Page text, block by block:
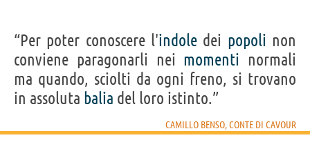
“Per poter conoscere l'indole dei popoli non
conviene paragonarli nei momenti normali
ma quando, sciolti da ogni freno, si trovano
in assoluta balia del loro istinto.”
CAMILLO BENSO, CONTE DI CAVOUR